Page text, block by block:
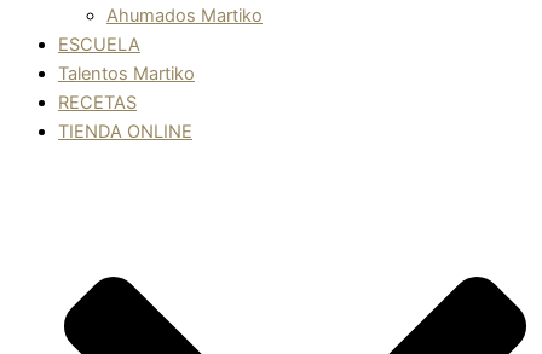
Ahumados Martiko
ESCUELA
Talentos Martiko
RECETAS
TIENDA ONLINE